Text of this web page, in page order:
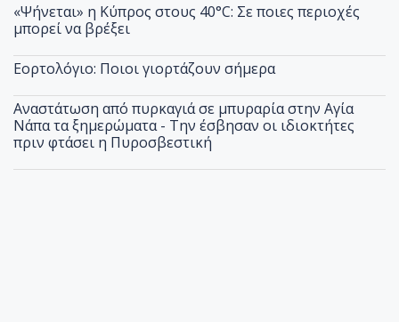
«Ψήνεται» η Κύπρος στους 40°C: Σε ποιες περιοχές
μπορεί να βρέξει
Εορτολόγιο: Ποιοι γιορτάζουν σήμερα
Αναστάτωση από πυρκαγιά σε μπυραρία στην Αγία
Νάπα τα ξημερώματα - Την έσβησαν οι ιδιοκτήτες
πριν φτάσει η Πυροσβεστική